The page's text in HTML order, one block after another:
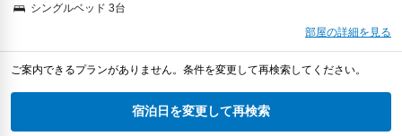
シングルベッド 3台
部屋の詳細を見る
ご案内できるプランがありません。条件を変更して再検索してください。
宿泊日を変更して再検索